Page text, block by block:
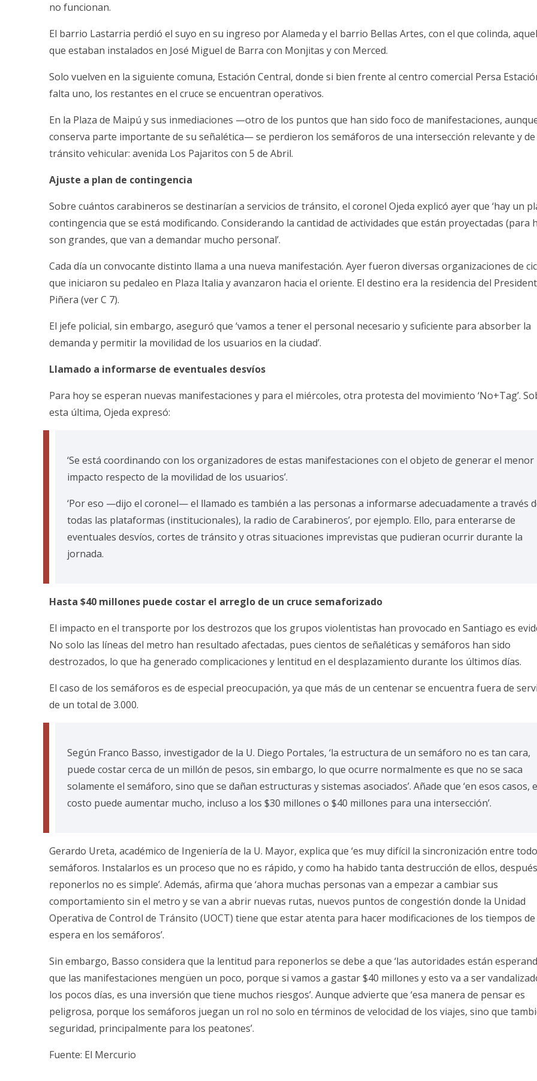
no funcionan.
El barrio Lastarria perdió el suyo en su ingreso por Alameda y el barrio Bellas Artes, con el que colinda,
que estaban instalados en José Miguel de Barra con Monjitas y con Merced.
Solo vuelven en la siguiente comuna, Estación Central, donde si bien frente al centro comercial Persa
falta uno, los restantes en el cruce se encuentran operativos.
En la Plaza de Maipú y sus inmediaciones —otro de los puntos que han sido foco de manifestaciones,
conserva parte importante de su señalética— se perdieron los semáforos de una intersección relevante y
tránsito vehicular: avenida Los Pajaritos con 5 de Abril.
Ajuste a plan de contingencia
Sobre cuántos carabineros se destinarían a servicios de tránsito, el coronel Ojeda explicó ayer que ‘hay un
contingencia que se está modificando. Considerando la cantidad de actividades que están proyectadas (para
son grandes, que van a demandar mucho personal’.
Cada día un convocante distinto llama a una nueva manifestación. Ayer fueron diversas organizaciones de
que iniciaron su pedaleo en Plaza Italia y avanzaron hacia el oriente. El destino era la residencia del
Piñera (ver C 7).
El jefe policial, sin embargo, aseguró que ‘vamos a tener el personal necesario y suficiente para absorber la
demanda y permitir la movilidad de los usuarios en la ciudad’.
Llamado a informarse de eventuales desvíos
Para hoy se esperan nuevas manifestaciones y para el miércoles, otra protesta del movimiento ‘No+Tag’.
esta última, Ojeda expresó:
‘Se está coordinando con los organizadores de estas manifestaciones con el objeto de generar el menor
impacto respecto de la movilidad de los usuarios’.
‘Por eso —dijo el coronel— el llamado es también a las personas a informarse adecuadamente a través
todas las plataformas (institucionales), la radio de Carabineros’, por ejemplo. Ello, para enterarse de
eventuales desvíos, cortes de tránsito y otras situaciones imprevistas que pudieran ocurrir durante la
jornada.
Hasta $40 millones puede costar el arreglo de un cruce semaforizado
El impacto en el transporte por los destrozos que los grupos violentistas han provocado en Santiago es
No solo las líneas del metro han resultado afectadas, pues cientos de señaléticas y semáforos han sido
destrozados, lo que ha generado complicaciones y lentitud en el desplazamiento durante los últimos días.
El caso de los semáforos es de especial preocupación, ya que más de un centenar se encuentra fuera de
de un total de 3.000.
Según Franco Basso, investigador de la U. Diego Portales, ‘la estructura de un semáforo no es tan cara,
puede costar cerca de un millón de pesos, sin embargo, lo que ocurre normalmente es que no se saca
solamente el semáforo, sino que se dañan estructuras y sistemas asociados’. Añade que ‘en esos casos,
costo puede aumentar mucho, incluso a los $30 millones o $40 millones para una intersección’.
Gerardo Ureta, académico de Ingeniería de la U. Mayor, explica que ‘es muy difícil la sincronización entre
semáforos. Instalarlos es un proceso que no es rápido, y como ha habido tanta destrucción de ellos, después
reponerlos no es simple’. Además, afirma que ‘ahora muchas personas van a empezar a cambiar sus
comportamiento sin el metro y se van a abrir nuevas rutas, nuevos puntos de congestión donde la Unidad
Operativa de Control de Tránsito (UOCT) tiene que estar atenta para hacer modificaciones de los tiempos de
espera en los semáforos’.
Sin embargo, Basso considera que la lentitud para reponerlos se debe a que ‘las autoridades están
que las manifestaciones mengüen un poco, porque si vamos a gastar $40 millones y esto va a ser
los pocos días, es una inversión que tiene muchos riesgos’. Aunque advierte que ‘esa manera de pensar es
peligrosa, porque los semáforos juegan un rol no solo en términos de velocidad de los viajes, sino que
seguridad, principalmente para los peatones’.
Fuente: El Mercurio